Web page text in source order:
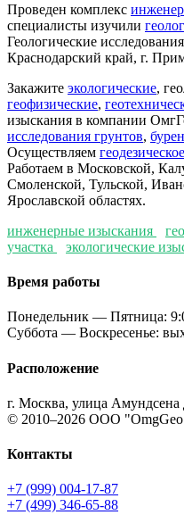
Проведен комплекс
специалисты изучили
Геологические
Краснодарский край, г.
Закажите экологические,
геофизические,
изыскания в компании
исследования грунтов,
Осуществляем
Работаем в Московской,
Смоленской, Тульской,
Ярославской областях.
инженерные изыскания
участка
экологические
Время работы
Понедельник — Пятница:
Суббота — Воскресенье:
Расположение
г. Москва, улица Амундсена
© 2010–2026 ООО
Контакты
+7 (999) 004-17-87
+7 (499) 346-65-88